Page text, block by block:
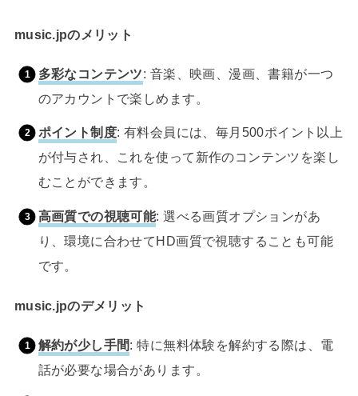
music.jpのメリット
多彩なコンテンツ: 音楽、映画、漫画、書籍が一つ
のアカウントで楽しめます。
ポイント制度: 有料会員には、毎月500ポイント以上
が付与され、これを使って新作のコンテンツを楽し
むことができます。
高画質での視聴可能: 選べる画質オプションがあ
り、環境に合わせてHD画質で視聴することも可能
です。
music.jpのデメリット
解約が少し手間: 特に無料体験を解約する際は、電
話が必要な場合があります。